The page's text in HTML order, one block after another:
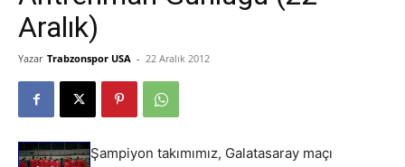
Aralık)
Yazar Trabzonspor USA - 22 Aralık 2012
Şampiyon takımımız, Galatasaray maçı